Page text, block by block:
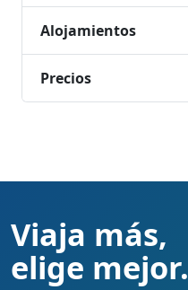
Alojamientos
Precios
Viaja más,
elige mejor.